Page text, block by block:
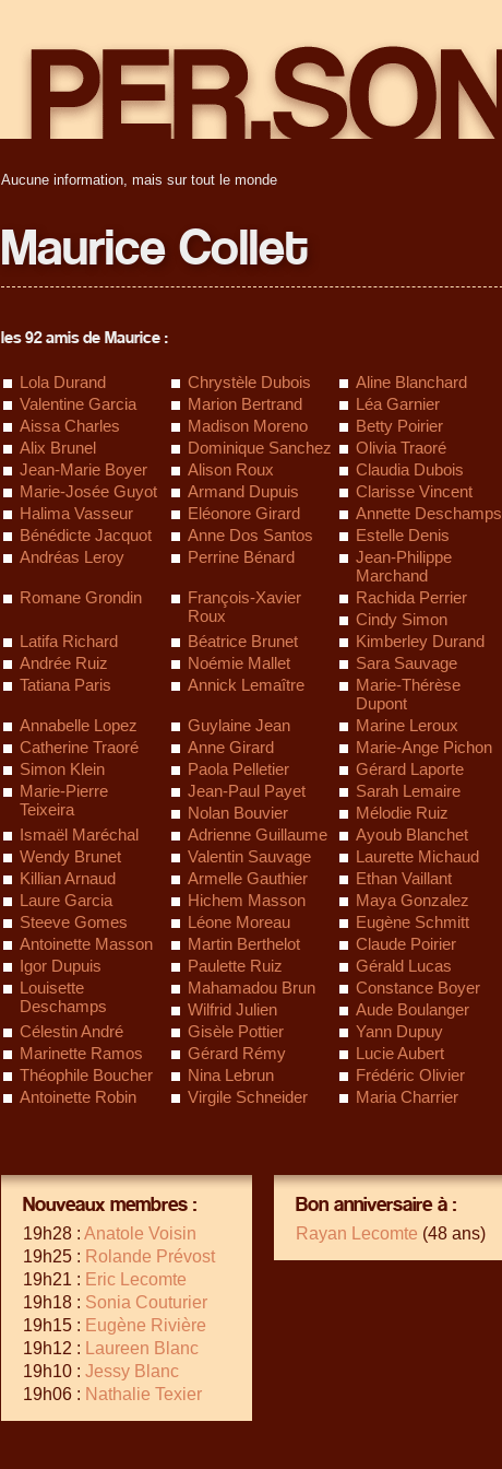
Aucune information, mais sur tout le monde
Maurice Collet
les 92 amis de Maurice :
Lola Durand Chrystèle Dubois
Aline Blanchard
Valentine Garcia
Marion Bertrand
Léa Garnier
Aissa Charles
Madison Moreno
Betty Poirier
Alix Brunel
Dominique Sanchez
Olivia Traoré
Jean-Marie Boyer
Alison Roux
Claudia Dubois
Marie-Josée Guyot
Armand Dupuis
Clarisse Vincent
Halima Vasseur
Eléonore Girard
Annette Deschamps
Bénédicte Jacquot
Anne Dos Santos
Estelle Denis
Andréas Leroy
Perrine Bénard
Jean-Philippe
Marchand
Romane Grondin
François-Xavier
Roux
Rachida Perrier
Cindy Simon
Latifa Richard
Béatrice Brunet
Kimberley Durand
Andrée Ruiz
Noémie Mallet
Sara Sauvage
Tatiana Paris
Annick Lemaître
Marie-Thérèse
Dupont
Annabelle Lopez
Guylaine Jean
Marine Leroux
Catherine Traoré
Anne Girard
Marie-Ange Pichon
Simon Klein
Paola Pelletier
Gérard Laporte
Marie-Pierre
Teixeira
Jean-Paul Payet
Sarah Lemaire
Nolan Bouvier
Mélodie Ruiz
Ismaël Maréchal
Adrienne Guillaume
Ayoub Blanchet
Wendy Brunet
Valentin Sauvage
Laurette Michaud
Killian Arnaud
Armelle Gauthier
Ethan Vaillant
Laure Garcia
Hichem Masson
Maya Gonzalez
Steeve Gomes
Léone Moreau
Eugène Schmitt
Antoinette Masson
Martin Berthelot
Claude Poirier
Igor Dupuis
Paulette Ruiz
Gérald Lucas
Louisette
Deschamps
Mahamadou Brun
Constance Boyer
Wilfrid Julien
Aude Boulanger
Célestin André
Gisèle Pottier
Yann Dupuy
Marinette Ramos
Gérard Rémy
Lucie Aubert
Théophile Boucher
Nina Lebrun
Frédéric Olivier
Antoinette Robin
Virgile Schneider Maria Charrier
Nouveaux membres :
19h28 : Anatole Voisin
19h25 : Rolande Prévost
19h21 : Eric Lecomte
19h18 : Sonia Couturier
19h15 : Eugène Rivière
19h12 :
Laureen Blanc
19h10 : Jessy Blanc
19h06 : Nathalie Texier
Bon anniversaire à :
Rayan Lecomte (48 ans)